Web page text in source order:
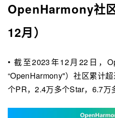
OpenHarmony社
12月）
• 截至2023年12月22日，
“OpenHarmony"）社区累计
个PR，2.4万多个Star，6.7万